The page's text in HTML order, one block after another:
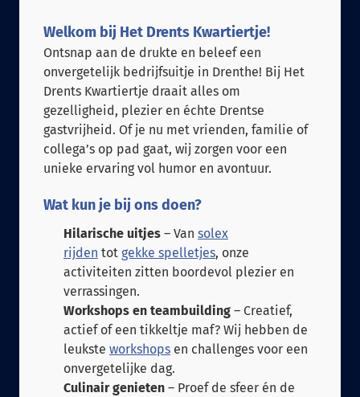
Welkom bij Het Drents Kwartiertje!
Ontsnap aan de drukte en beleef een
onvergetelijk bedrijfsuitje in Drenthe! Bij Het
Drents Kwartiertje draait alles om
gezelligheid, plezier en échte Drentse
gastvrijheid. Of je nu met vrienden, familie of
collega’s op pad gaat, wij zorgen voor een
unieke ervaring vol humor en avontuur.
Wat kun je bij ons doen?
Hilarische uitjes – Van solex
rijden tot gekke spelletjes, onze
activiteiten zitten boordevol plezier en
verrassingen.
Workshops en teambuilding – Creatief,
actief of een tikkeltje maf? Wij hebben de
leukste workshops en challenges voor een
onvergetelijke dag.
Culinair genieten – Proef de sfeer én de